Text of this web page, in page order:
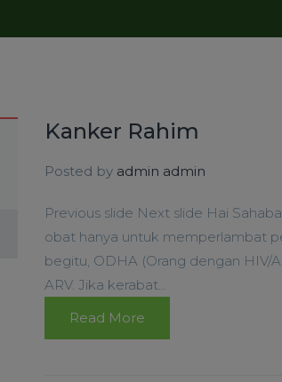
Kanker Rahim
Posted by admin admin
Previous slide Next slide Hai
obat hanya untuk memperlambat
begitu, ODHA (Orang dengan HIV/
ARV. Jika kerabat...
Read More